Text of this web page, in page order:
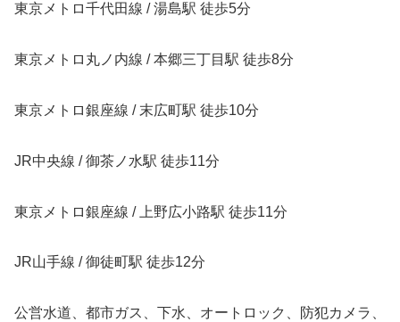
東京メトロ千代田線 / 湯島駅 徒歩5分
東京メトロ丸ノ内線 / 本郷三丁目駅 徒歩8分
東京メトロ銀座線 / 末広町駅 徒歩10分
JR中央線 / 御茶ノ水駅 徒歩11分
東京メトロ銀座線 / 上野広小路駅 徒歩11分
JR山手線 / 御徒町駅 徒歩12分
公営水道、都市ガス、下水、オートロック、防犯カメラ、